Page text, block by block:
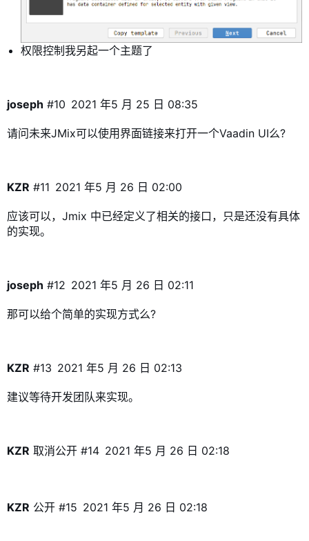
权限控制我另起一个主题了
joseph 2021 年5 月 25 日 08:35
#10
请问未来JMix可以使用界面链接来打开一个Vaadin UI么?
KZR 2021 年5 月 26 日 02:00
#11
应该可以，Jmix 中已经定义了相关的接口，只是还没有具体
的实现。
joseph 2021 年5 月 26 日 02:11
#12
那可以给个简单的实现方式么?
KZR 2021 年5 月 26 日 02:13
#13
建议等待开发团队来实现。
KZR 取消公开 2021 年5 月 26 日 02:18
#14
KZR 公开 2021 年5 月 26 日 02:18
#15